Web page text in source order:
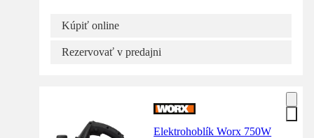
Kúpiť online
Rezervovať v predajni
Elektrohoblík Worx 750W